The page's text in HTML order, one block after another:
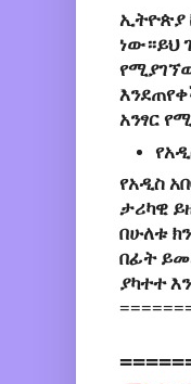
ኢትዮጵያ
ነው።ይህ
አንፃር
የአዲስ
ታሪካዊ
በሁለቱ
በፊት
ያካተተ